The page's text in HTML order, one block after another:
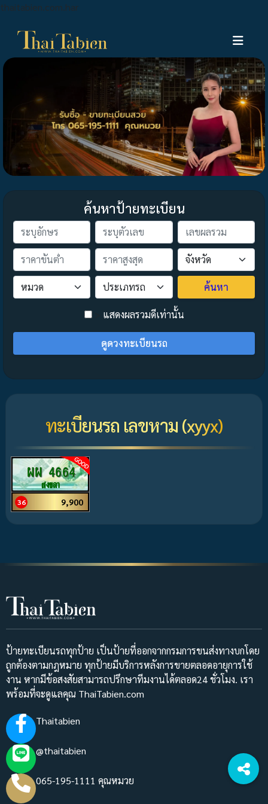
thaitabien.com.har
ค้นหาป้ายทะเบียน
ค้นหา
> แสดงผลรวมดีเท่านั้น
ดูดวงทะเบียนรถ
ทะเบียนรถ เลขหาม (xyyx)
ผผ 4664
สงขลา
36 9,900
ป้ายทะเบียนรถทุกป้าย เป็นป้ายที่ออกจากกรมการขนส่งทางบกโดย
ถูกต้องตามกฎหมาย ทุกป้ายมีบริการหลังการขายตลอดอายุการใช้
งาน หากมีข้อสงสัยสามารถปรึกษาทีมงานได้ตลอด24 ชั่วโมง. เรา
พร้อมที่จะดูแลคุณ ThaiTabien.com
Thaitabien
@thaitabien
065-195-1111 คุณหมวย